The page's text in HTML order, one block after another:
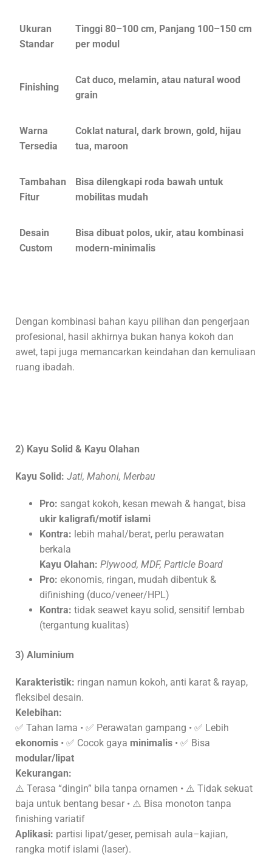
Ukuran
Standar
Tinggi 80–100 cm, Panjang 100–150 cm
per modul
Finishing
Cat duco, melamin, atau natural wood
grain
Warna
Tersedia
Coklat natural, dark brown, gold, hijau
tua, maroon
Tambahan
Fitur
Bisa dilengkapi roda bawah untuk
mobilitas mudah
Desain
Custom
Bisa dibuat polos, ukir, atau kombinasi
modern-minimalis
Dengan kombinasi bahan kayu pilihan dan pengerjaan
profesional, hasil akhirnya bukan hanya kokoh dan
awet, tapi juga memancarkan keindahan dan kemuliaan
ruang ibadah.
2) Kayu Solid & Kayu Olahan
Kayu Solid: Jati, Mahoni, Merbau
Pro: sangat kokoh, kesan mewah & hangat, bisa
ukir kaligrafi/motif islami
Kontra: lebih mahal/berat, perlu perawatan
berkala
Kayu Olahan: Plywood, MDF, Particle Board
Pro: ekonomis, ringan, mudah dibentuk &
difinishing (duco/veneer/HPL)
Kontra: tidak seawet kayu solid, sensitif lembab
(tergantung kualitas)
3) Aluminium
Karakteristik: ringan namun kokoh, anti karat & rayap,
fleksibel desain.
Kelebihan:
✅ Tahan lama • ✅ Perawatan gampang • ✅ Lebih
ekonomis • ✅ Cocok gaya minimalis • ✅ Bisa
modular/lipat
Kekurangan:
⚠️ Terasa “dingin” bila tanpa ornamen • ⚠️ Tidak sekuat
baja untuk bentang besar • ⚠️ Bisa monoton tanpa
finishing variatif
Aplikasi: partisi lipat/geser, pemisah aula–kajian,
rangka motif islami (laser).